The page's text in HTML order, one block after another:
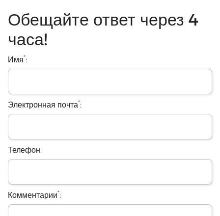
Обещайте ответ через 4
часа!
Имя*:
Электронная почта*:
Телефон:
Комментарии*: